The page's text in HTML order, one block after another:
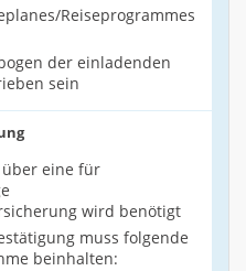
Reiseprogrammes
der einladenden
sein
über eine für
wird benötigt
muss folgende
beinhalten: